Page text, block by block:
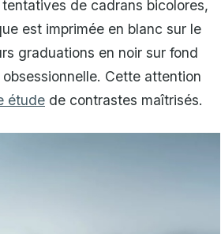
de cadrans bicolores,
est imprimée en blanc sur le
graduations en noir sur fond
Cette attention
étude de contrastes maîtrisés.